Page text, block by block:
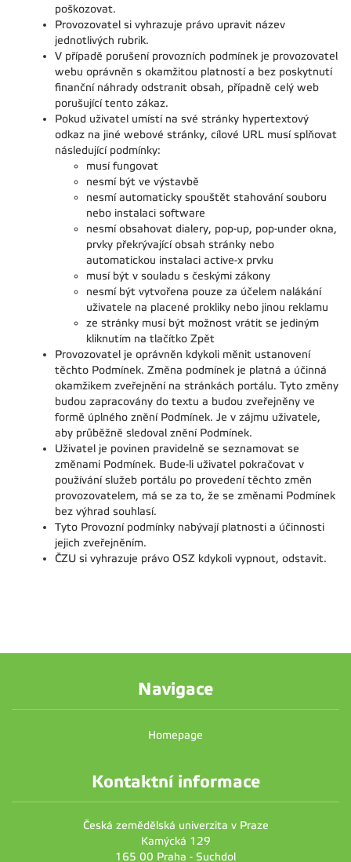
poškozovat.
Provozovatel si vyhrazuje právo upravit název
jednotlivých rubrik.
V případě porušení provozních podmínek je provozovatel
webu oprávněn s okamžitou platností a bez poskytnutí
finanční náhrady odstranit obsah, případně celý web
porušující tento zákaz.
Pokud uživatel umístí na své stránky hypertextový
odkaz na jiné webové stránky, cílové URL musí splňovat
následující podmínky:
musí fungovat
nesmí být ve výstavbě
nesmí automaticky spouštět stahování souboru
nebo instalaci software
nesmí obsahovat dialery, pop-up, pop-under okna,
prvky překrývající obsah stránky nebo
automatickou instalaci active-x prvku
musí být v souladu s českými zákony
nesmí být vytvořena pouze za účelem nalákání
uživatele na placené prokliky nebo jinou reklamu
ze stránky musí být možnost vrátit se jediným
kliknutím na tlačítko Zpět
Provozovatel je oprávněn kdykoli měnit ustanovení
těchto Podmínek. Změna podmínek je platná a účinná
okamžikem zveřejnění na stránkách portálu. Tyto změny
budou zapracovány do textu a budou zveřejněny ve
formě úplného znění Podmínek. Je v zájmu uživatele,
aby průběžně sledoval znění Podmínek.
Uživatel je povinen pravidelně se seznamovat se
změnami Podmínek. Bude-li uživatel pokračovat v
používání služeb portálu po provedení těchto změn
provozovatelem, má se za to, že se změnami Podmínek
bez výhrad souhlasí.
Tyto Provozní podmínky nabývají platnosti a účinnosti
jejich zveřejněním.
ČZU si vyhrazuje právo OSZ kdykoli vypnout, odstavit.
Navigace
Homepage
Kontaktní informace
Česká zemědělská univerzita v Praze
Kamýcká 129
165 00 Praha - Suchdol